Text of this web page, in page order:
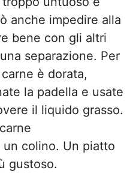
anche impedire alla
bene con gli altri
separazione. Per
è dorata,
la padella e usate
il liquido grasso.
colino. Un piatto
gustoso.